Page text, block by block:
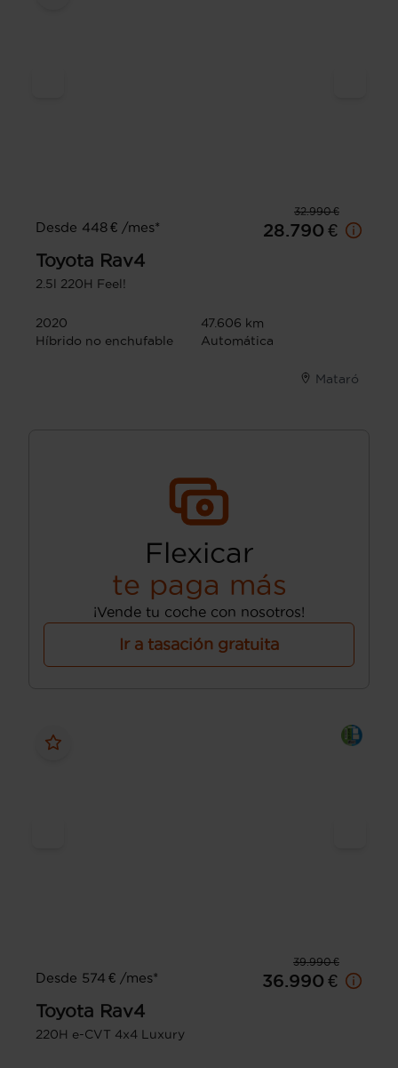
32.990 €
Desde 448 € /mes*
28.790 €
Toyota Rav4
2.5l 220H Feel!
2020
47.606 km
Híbrido no enchufable
Automática
Mataró
Flexicar
te paga más
¡Vende tu coche con nosotros!
Ir a tasación gratuita
39.990 €
Desde 574 € /mes*
36.990 €
Toyota Rav4
220H e-CVT 4x4 Luxury